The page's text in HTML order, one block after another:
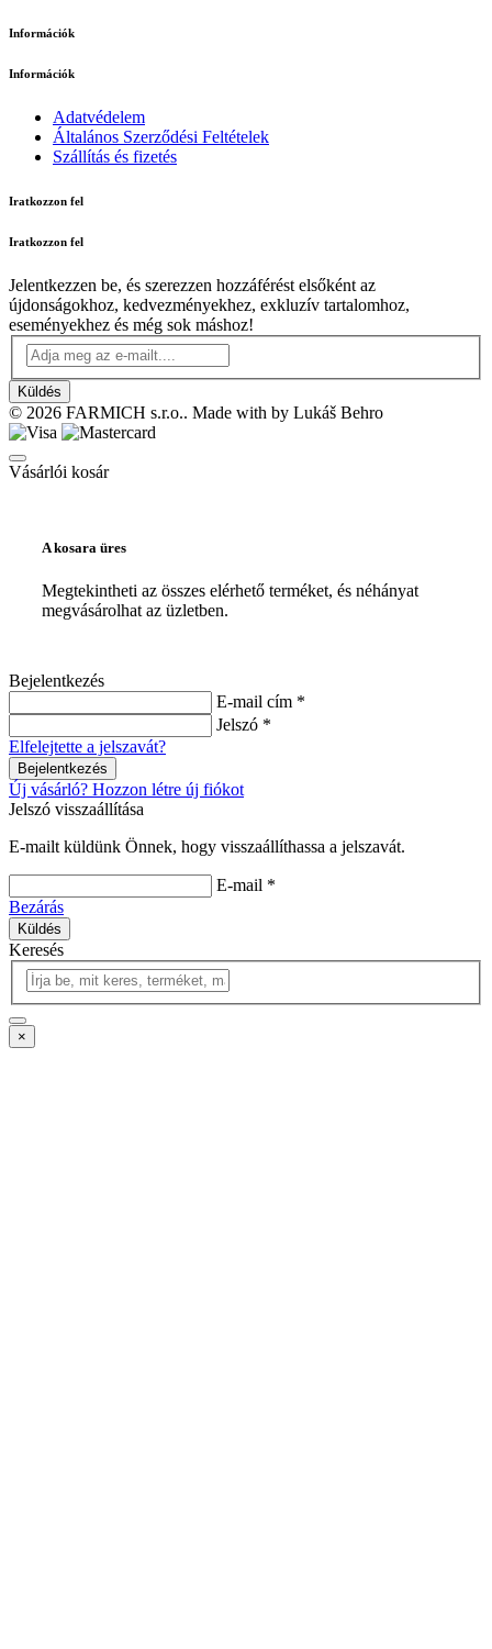
Információk
Információk
Adatvédelem
Általános Szerződési Feltételek
Szállítás és fizetés
Iratkozzon fel
Iratkozzon fel
Jelentkezzen be, és szerezzen hozzáférést elsőként az
újdonságokhoz, kedvezményekhez, exkluzív tartalomhoz,
eseményekhez és még sok máshoz!
Küldés
© 2026 FARMICH s.r.o.. Made with by Lukáš Behro
Vásárlói kosár
A kosara üres
Megtekintheti az összes elérhető terméket, és néhányat
megvásárolhat az üzletben.
Bejelentkezés
E-mail cím *
Jelszó *
Elfelejtette a jelszavát?
Bejelentkezés
Új vásárló? Hozzon létre új fiókot
Jelszó visszaállítása
E-mailt küldünk Önnek, hogy visszaállíthassa a jelszavát.
E-mail *
Bezárás
Küldés
Keresés
×